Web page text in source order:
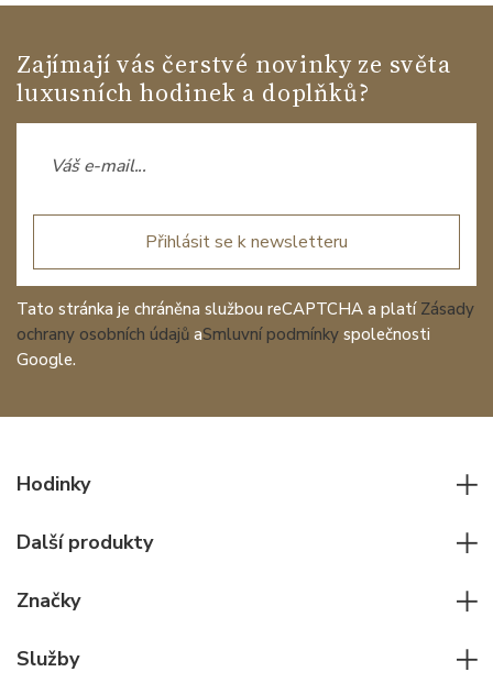
Zajímají vás čerstvé novinky ze světa
luxusních hodinek a doplňků?
Přihlásit se k newsletteru
Tato stránka je chráněna službou reCAPTCHA a platí Zásady
ochrany osobních údajů aSmluvní podmínky společnosti
Google.
Hodinky
Dámské hodinky
Pilotní hodinky
Další produkty
Ostatní doplňky
Značky
Služby